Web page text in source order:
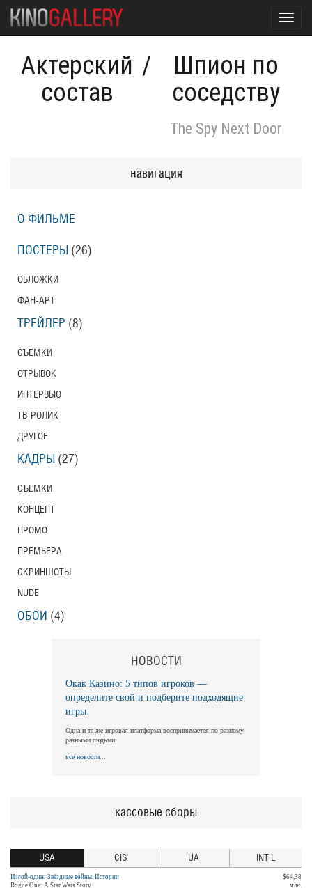
Актерский
состав
/
Шпион по
соседству
The Spy Next Door
навигация
О ФИЛЬМЕ
ПОСТЕРЫ (26)
ОБЛОЖКИ
ФАН-АРТ
ТРЕЙЛЕР (8)
СЪЕМКИ
ОТРЫВОК
ИНТЕРВЬЮ
ТВ-РОЛИК
ДРУГОЕ
КАДРЫ (27)
СЪЕМКИ
КОНЦЕПТ
ПРОМО
ПРЕМЬЕРА
СКРИНШОТЫ
NUDE
ОБОИ (4)
НОВОСТИ
Окак Казино: 5 типов игроков —
определите свой и подберите подходящие
игры
Одна и та же игровая платформа воспринимается по-разному
разными людьми.
все новости...
кассовые сборы
USA CIS UA INT'L
Изгой-один: Звёздные войны. Истории
Rogue One: A Star Wars Story
$64,38
млн.